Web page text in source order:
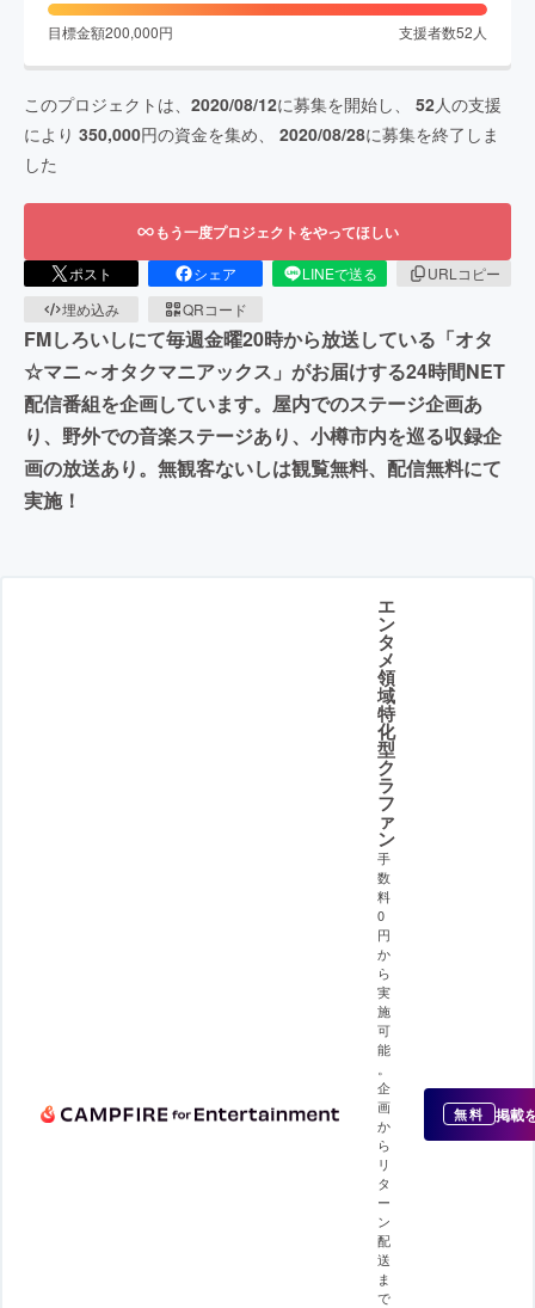
目標金額200,000円 支援者数52 人
このプロジェクトは、 2020/08/12に募集を開始し、 52人の支援
により 350,000円の資金を集め、 2020/08/28に募集を終了しま
した
もう一度プロジェクトをやってほしい
ポスト シェア LINEで送る
URLコピー
埋め込み
QRコード
FMしろいしにて毎週金曜20時から放送している「オタ
☆マニ～オタクマニアックス」がお届けする24時間NET
配信番組を企画しています。屋内でのステージ企画あ
り、野外での音楽ステージあり、小樽市内を巡る収録企
画の放送あり。無観客ないしは観覧無料、配信無料にて
実施！
エ
ン
タ
メ
領
域
特
化
型
ク
ラ
フ
ァ
ン
手
数
料
0
円
か
ら
実
施
可
能
企
画
か
ら
リ
タ
ー
ン
配
送
ま
で
無料 掲載